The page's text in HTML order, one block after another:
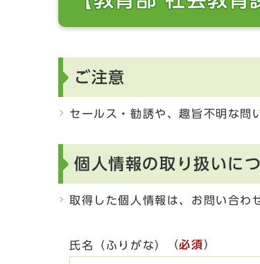
ご注意
セールス・勧誘や、趣旨不明な問
個人情報の取り扱いに
取得した個人情報は、お問い合わ
氏名（ふりがな） （必須）